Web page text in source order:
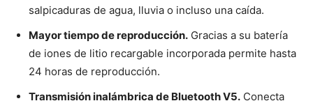
salpicaduras de agua, lluvia o incluso una caída.
Mayor tiempo de reproducción. Gracias a su batería
de iones de litio recargable incorporada permite hasta
24 horas de reproducción.
Transmisión inalámbrica de Bluetooth V5. Conecta